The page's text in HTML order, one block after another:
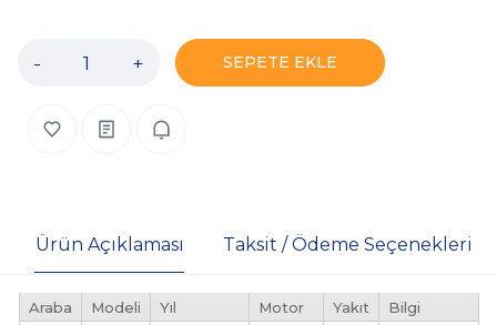
- + SEPETE EKLE
Ürün Açıklaması Taksit / Ödeme Seçenekleri
Araba Modeli Yıl Motor Yakıt
Bilgi